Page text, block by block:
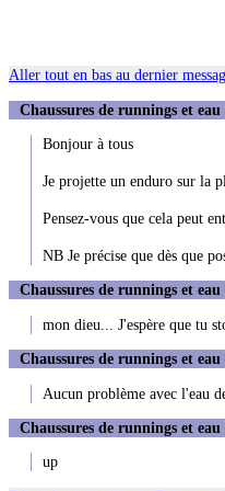
Aller tout en bas au dernier
Chaussures de runnings et
Bonjour à tous
Je projette un enduro sur la
Pensez-vous que cela peut
NB Je précise que dès que
Chaussures de runnings et
mon dieu... J'espère que tu
Chaussures de runnings et
Aucun problème avec l'eau
Chaussures de runnings et
up